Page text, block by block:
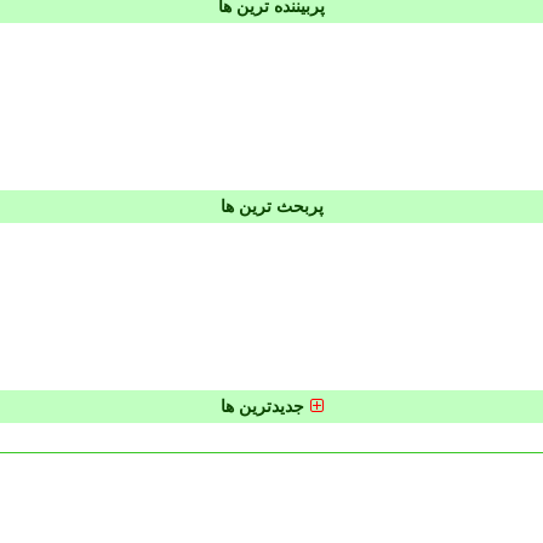
پربیننده ترین ها
پربحث ترین ها
جدیدترین ها